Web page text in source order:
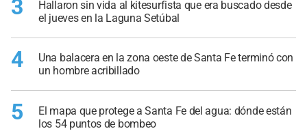
3
Hallaron sin vida al kitesurfista que era buscado desde
el jueves en la Laguna Setúbal
4
Una balacera en la zona oeste de Santa Fe terminó con
un hombre acribillado
5
El mapa que protege a Santa Fe del agua: dónde están
los 54 puntos de bombeo